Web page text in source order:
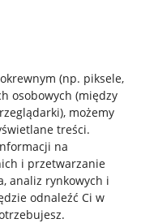
(np. piksele,
osobowych (między
, możemy
treści.
na
i przetwarzanie
analiz rynkowych i
odnaleźć Ci w